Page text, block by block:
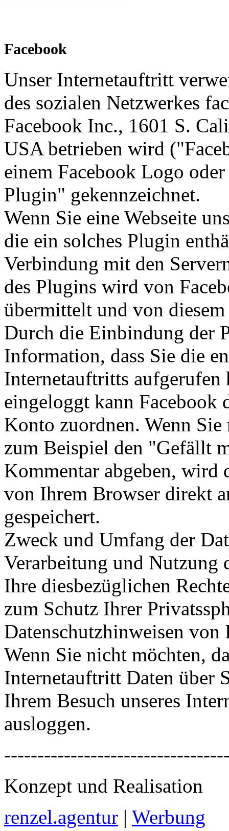
Facebook
Unser Internetauftritt
des sozialen Netzwerkes
Facebook Inc., 1601 S.
USA betrieben wird
einem Facebook Logo
Plugin" gekennzeichnet.
Wenn Sie eine Webseite
die ein solches Plugin
Verbindung mit den
des Plugins wird von
übermittelt und von
Durch die Einbindung der
Information, dass Sie die
Internetauftritts aufgerufen
eingeloggt kann Facebook
Konto zuordnen. Wenn
zum Beispiel den "Gefällt
Kommentar abgeben, wird
von Ihrem Browser direkt
gespeichert.
Zweck und Umfang der
Verarbeitung und Nutzung
Ihre diesbezüglichen
zum Schutz Ihrer
Datenschutzhinweisen von
Wenn Sie nicht möchten,
Internetauftritt Daten über
Ihrem Besuch unseres
ausloggen.
Konzept und Realisation
renzel.agentur | Werbung